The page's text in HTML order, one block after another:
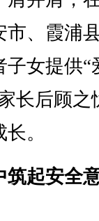
市、霞浦
女提供“
长后顾之
。
筑起安全